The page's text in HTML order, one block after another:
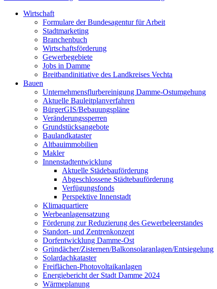
Wirtschaft
Formulare der Bundesagentur für Arbeit
Stadtmarketing
Branchenbuch
Wirtschaftsförderung
Gewerbegebiete
Jobs in Damme
Breitbandinitiative des Landkreises Vechta
Bauen
Unternehmensflurbereinigung Damme-Ostumgehung
Aktuelle Bauleitplanverfahren
BürgerGIS/Bebauungspläne
Veränderungssperren
Grundstücksangebote
Baulandkataster
Altbauimmobilien
Makler
Innenstadtentwicklung
Aktuelle Städebauförderung
Abgeschlossene Städtebauförderung
Verfügungsfonds
Perspektive Innenstadt
Klimaquartiere
Werbeanlagensatzung
Förderung zur Reduzierung des Gewerbeleerstandes
Standort- und Zentrenkonzept
Dorfentwicklung Damme-Ost
Gründächer/Zisternen/Balkonsolaranlagen/Entsiegelung
Solardachkataster
Freiflächen-Photovoltaikanlagen
Energiebericht der Stadt Damme 2024
Wärmeplanung